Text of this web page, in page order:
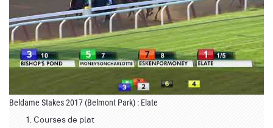
Beldame Stakes 2017 (Belmont Park) : Elate
Courses de plat